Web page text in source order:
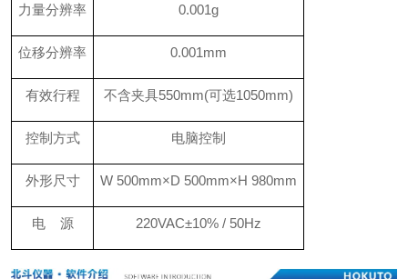
力量分辨率 0.001g
位移分辨率 0.001mm
有效行程 不含夹具550mm(可选1050mm)
控制方式 电脑控制
外形尺寸 W 500mm×D 500mm×H 980mm
电 源 220VAC±10% / 50Hz